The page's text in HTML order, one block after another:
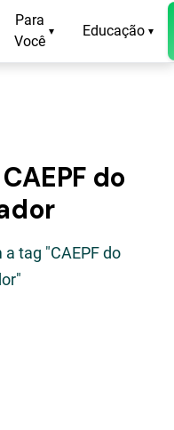
Para
Você
▾ Educação ▾
do
tag "CAEPF do